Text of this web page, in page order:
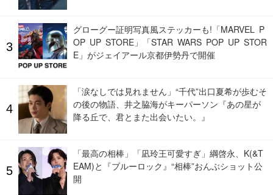
グローグー証明写真風ステッカーも!「MARVEL P
OP UP STORE」「STAR WARS POP UP STOR
E」がジェイアール京都伊勢丹で開催
「涙なしでは見れません」“千代”出口夏希が歩むそ
の後の物語、井之脇海がキーパーソン『あの星が
降る丘で、君とまた出会いたい。』
「最高の相棒」「凪玲王可愛すぎ」綱啓永、K(&T
EAM)と『ブルーロック』“相棒”おんぶショット公
開